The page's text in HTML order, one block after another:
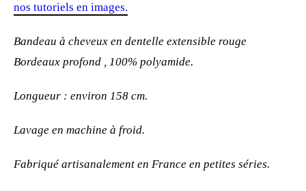
nos tutoriels en images.
Bandeau à cheveux en dentelle extensible rouge
Bordeaux profond , 100% polyamide.
Longueur : environ 158 cm.
Lavage en machine à froid.
Fabriqué artisanalement en France en petites séries.